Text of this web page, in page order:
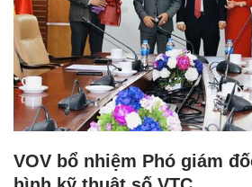
VOV bổ nhiệm Phó giám